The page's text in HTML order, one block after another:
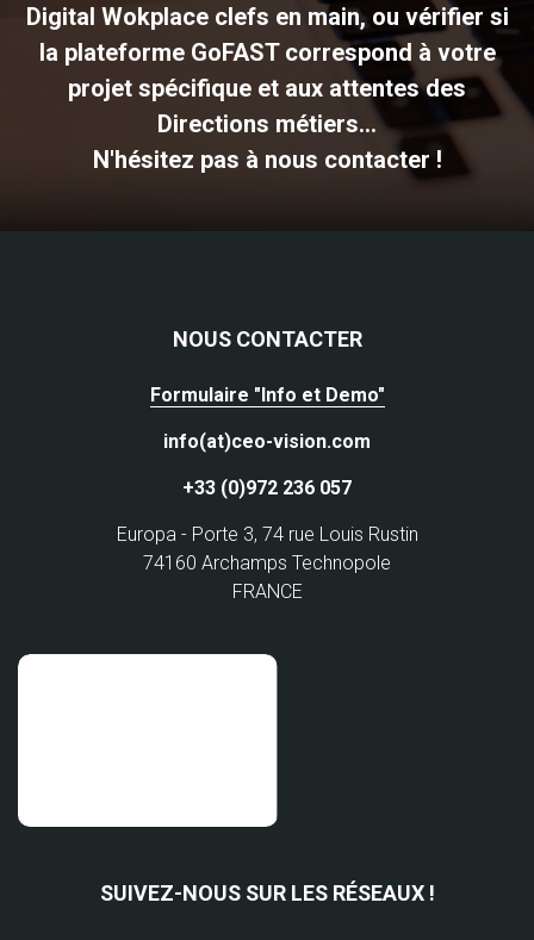
Digital Wokplace clefs en main, ou vérifier si
la plateforme GoFAST correspond à votre
projet spécifique et aux attentes des
Directions métiers...
N'hésitez pas à nous contacter !
NOUS CONTACTER
Formulaire "Info et Demo"
info(at)ceo-vision.com
+33 (0)972 236 057
Europa - Porte 3, 74 rue Louis Rustin
74160 Archamps Technopole
FRANCE
SUIVEZ-NOUS SUR LES RÉSEAUX !